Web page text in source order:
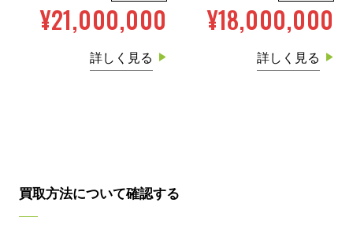
¥21,000,000
詳しく見る
¥18,000,000
詳しく見る
買取方法について確認する